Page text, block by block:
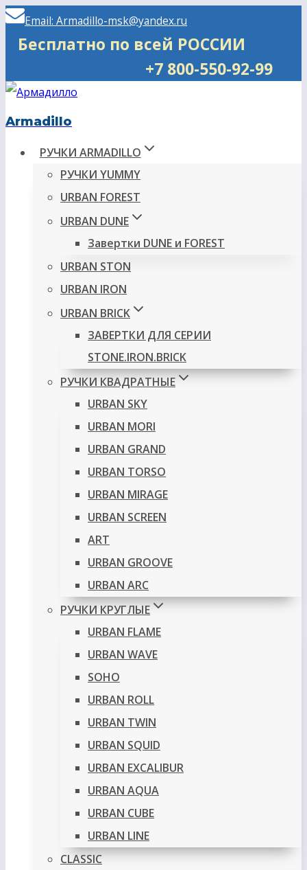
Перейти
Email: Armadillo-msk@yandex.ru
Бесплатно по всей РОССИИ
+7 800-550-92-99
Armadillo
РУЧКИ ARMADILLO
РУЧКИ YUMMY
URBAN FOREST
URBAN DUNE
Завертки DUNE и FOREST
URBAN STON
URBAN IRON
URBAN BRICK
ЗАВЕРТКИ ДЛЯ СЕРИИ
STONE.IRON.BRICK
РУЧКИ КВАДРАТНЫЕ
URBAN SKY
URBAN MORI
URBAN GRAND
URBAN TORSO
URBAN MIRAGE
URBAN SCREEN
ART
URBAN GROOVE
URBAN ARC
РУЧКИ КРУГЛЫЕ
URBAN FLAME
URBAN WAVE
SOHO
URBAN ROLL
URBAN TWIN
URBAN SQUID
URBAN EXCALIBUR
URBAN AQUA
URBAN CUBE
URBAN LINE
CLASSIC